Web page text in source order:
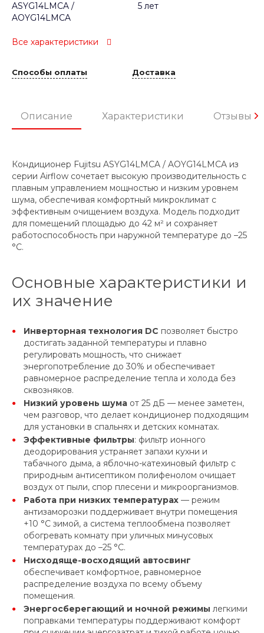
ASYG14LMCA /
AOYG14LMCA
5 лет
Все характеристики
Способы оплаты Доставка
Описание Характеристики Отзывы
Кондиционер Fujitsu ASYG14LMCA / AOYG14LMCA из
серии Airflow сочетает высокую производительность с
плавным управлением мощностью и низким уровнем
шума, обеспечивая комфортный микроклимат с
эффективным очищением воздуха. Модель подходит
для помещений площадью до 42 м² и сохраняет
работоспособность при наружной температуре до –25
°C.
Основные характеристики и
их значение
Инверторная технология DC позволяет быстро
достигать заданной температуры и плавно
регулировать мощность, что снижает
энергопотребление до 30% и обеспечивает
равномерное распределение тепла и холода без
сквозняков.
Низкий уровень шума от 25 дБ — менее заметен,
чем разговор, что делает кондиционер подходящим
для установки в спальнях и детских комнатах.
Эффективные фильтры: фильтр ионного
деодорирования устраняет запахи кухни и
табачного дыма, а яблочно-катехиновый фильтр с
природным антисептиком полифенолом очищает
воздух от пыли, спор плесени и микроорганизмов.
Работа при низких температурах — режим
антизаморозки поддерживает внутри помещения
+10 °C зимой, а система теплообмена позволяет
обогревать комнату при уличных минусовых
температурах до –25 °C.
Нисходяще-восходящий автосвинг
обеспечивает комфортное, равномерное
распределение воздуха по всему объему
помещения.
Энергосберегающий и ночной режимы легкими
поправками температуры поддерживают комфорт